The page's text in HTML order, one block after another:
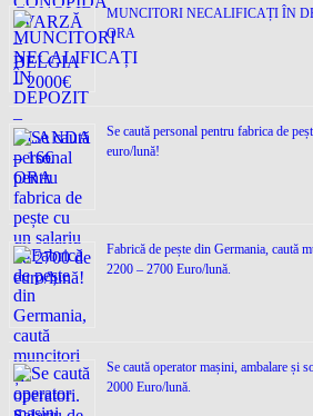
MUNCITORI NECALIFICAȚI ÎN
ORA
Se caută personal pentru fabrica de
euro/lună!
Fabrică de pește din Germania, caută
2200 – 2700 Euro/lună.
Se caută operator mașini, ambalare și
2000 Euro/lună.